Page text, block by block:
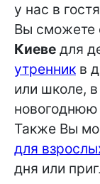
у нас в
Вы сможете
Киеве для
утренник в
или школе, в
Также Вы
для
дня или